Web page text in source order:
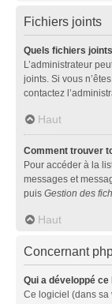
Fichiers joints
Quels fichiers
L’administrateur
joints. Si vous
contactez
Haut
Comment trouver
Pour accéder à la
messages et
puis Gestion des
Haut
Concernant
Qui a développé
Ce logiciel (dans sa